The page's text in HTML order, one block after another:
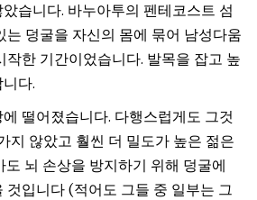
습니다. 바누아투의 펜테코스트 섬
는 덩굴을 자신의 몸에 묶어 남성다움
작한 기간이었습니다. 발목을 잡고 높
다.
떨어졌습니다. 다행스럽게도 그것
지 않았고 훨씬 더 밀도가 높은 젊은
도 뇌 손상을 방지하기 위해 덩굴에
것입니다 (적어도 그들 중 일부는 그